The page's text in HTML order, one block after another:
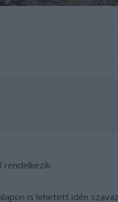
rendelkezik.
is lehetett idén